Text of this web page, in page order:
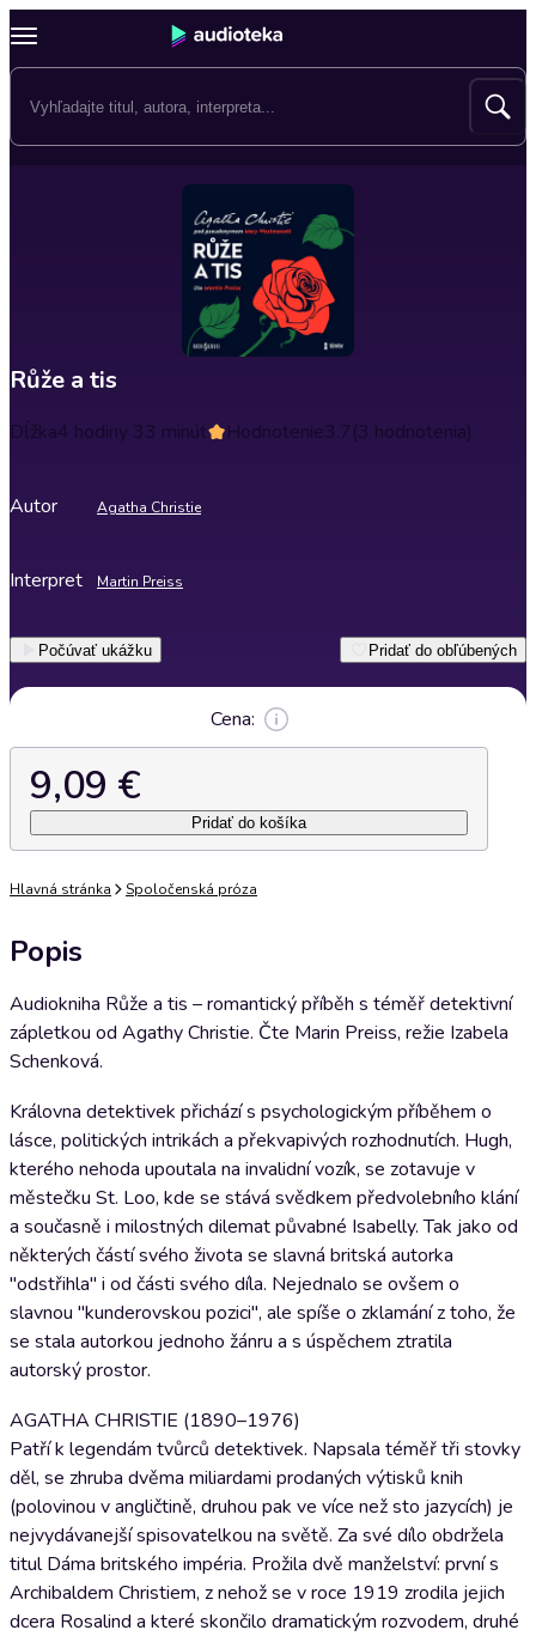
Růže a tis
Dĺžka4 hodiny 33 minút Hodnotenie3.7(3 hodnotenia)
Autor Agatha Christie
Interpret Martin Preiss
Počúvať ukážku Pridať do obľúbených
Cena:
9,09 €
Pridať do košíka
Hlavná stránka Spoločenská próza
Popis
Audiokniha Růže a tis – romantický příběh s téměř detektivní
zápletkou od Agathy Christie. Čte Marin Preiss, režie Izabela
Schenková.
Královna detektivek přichází s psychologickým příběhem o
lásce, politických intrikách a překvapivých rozhodnutích. Hugh,
kterého nehoda upoutala na invalidní vozík, se zotavuje v
městečku St. Loo, kde se stává svědkem předvolebního klání
a současně i milostných dilemat půvabné Isabelly. Tak jako od
některých částí svého života se slavná britská autorka
"odstřihla" i od části svého díla. Nejednalo se ovšem o
slavnou "kunderovskou pozici", ale spíše o zklamání z toho, že
se stala autorkou jednoho žánru a s úspěchem ztratila
autorský prostor.
AGATHA CHRISTIE (1890–1976)
Patří k legendám tvůrců detektivek. Napsala téměř tři stovky
děl, se zhruba dvěma miliardami prodaných výtisků knih
(polovinou v angličtině, druhou pak ve více než sto jazycích) je
nejvydávanejší spisovatelkou na světě. Za své dílo obdržela
titul Dáma britského impéria. Prožila dvě manželství: první s
Archibaldem Christiem, z nehož se v roce 1919 zrodila jejich
dcera Rosalind a které skončilo dramatickým rozvodem, druhé